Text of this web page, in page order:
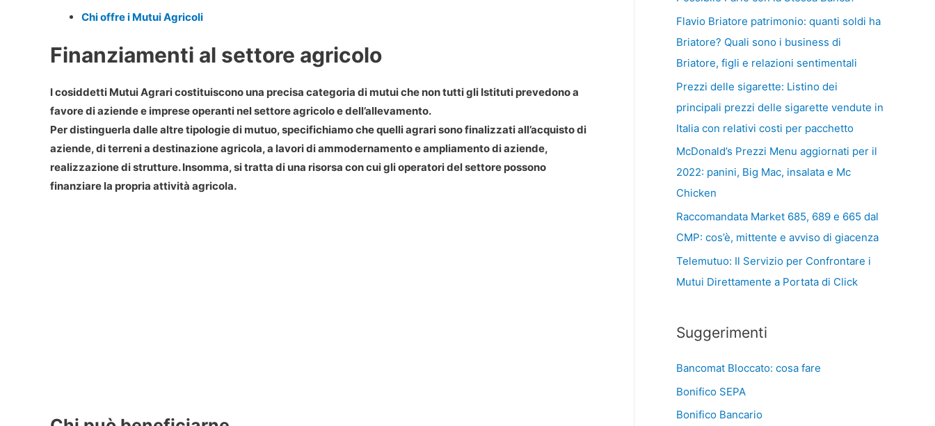
Chi offre i Mutui Agricoli
Finanziamenti al settore agricolo
I cosiddetti Mutui Agrari costituiscono una precisa categoria di mutui che non tutti gli Istituti prevedono a
favore di aziende e imprese operanti nel settore agricolo e dell’allevamento.
Per distinguerla dalle altre tipologie di mutuo, specifichiamo che quelli agrari sono finalizzati all’acquisto di
aziende, di terreni a destinazione agricola, a lavori di ammodernamento e ampliamento di aziende,
realizzazione di strutture. Insomma, si tratta di una risorsa con cui gli operatori del settore possono
finanziare la propria attività agricola.
Flavio Briatore patrimonio: quanti soldi ha
Briatore? Quali sono i business di
Briatore, figli e relazioni sentimentali
Prezzi delle sigarette: Listino dei
principali prezzi delle sigarette vendute in
Italia con relativi costi per pacchetto
McDonald’s Prezzi Menu aggiornati per il
2022: panini, Big Mac, insalata e Mc
Chicken
Raccomandata Market 685, 689 e 665 dal
CMP: cos’è, mittente e avviso di giacenza
Telemutuo: Il Servizio per Confrontare i
Mutui Direttamente a Portata di Click
Suggerimenti
Bancomat Bloccato: cosa fare
Bonifico SEPA
Bonifico Bancario